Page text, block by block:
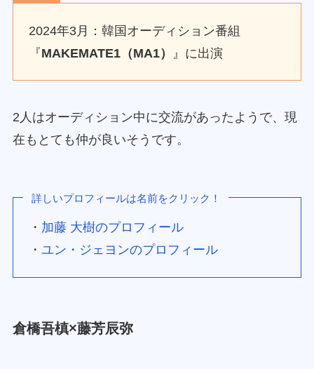
2024年3月：韓国オーディション番組
『MAKEMATE1（MA1） 』に出演
2人はオーディション中に交流があったようで、現
在もとても仲が良いそうです。
詳しいプロフィールは名前をクリック！
・ 加藤 大樹のプロフィール
・ユン・ジェヨンのプロフィール
倉橋吾槙×藤芳辰弥